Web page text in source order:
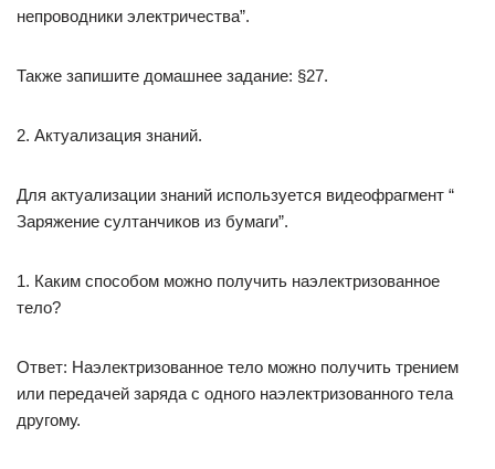
непроводники электричества”.
Также запишите домашнее задание: §27.
2. Актуализация знаний.
Для актуализации знаний используется видеофрагмент “
Заряжение султанчиков из бумаги”.
1. Каким способом можно получить наэлектризованное
тело?
Ответ: Наэлектризованное тело можно получить трением
или передачей заряда с одного наэлектризованного тела
другому.